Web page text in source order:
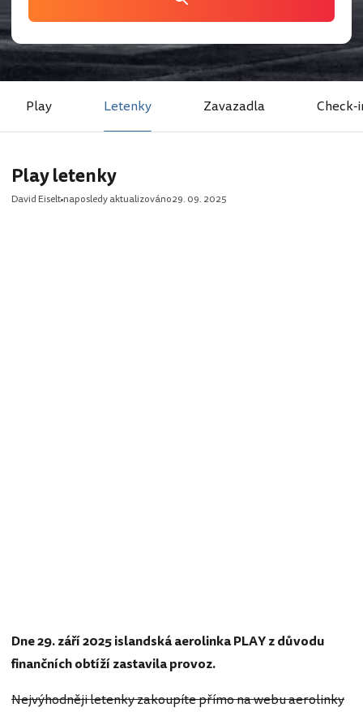
Play Letenky Zavazadla Check-
Play letenky
David Eiselt naposledy aktualizováno29. 09. 2025
Dne 29. září 2025 islandská aerolinka PLAY z důvodu
finančních obtíží zastavila provoz.
Nejvýhodněji letenky zakoupíte přímo na webu aerolinky